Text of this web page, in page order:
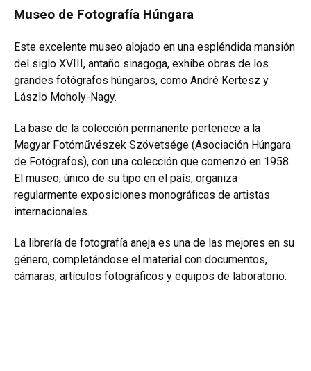
Museo de Fotografía Húngara
Este excelente museo alojado en una espléndida mansión
del siglo XVIII, antaño sinagoga, exhibe obras de los
grandes fotógrafos húngaros, como André Kertesz y
Lászlo Moholy-Nagy.
La base de la colección permanente pertenece a la
Magyar Fotóművészek Szövetsége (Asociación Húngara
de Fotógrafos), con una colección que comenzó en 1958.
El museo, único de su tipo en el país, organiza
regularmente exposiciones monográficas de artistas
internacionales.
La librería de fotografía aneja es una de las mejores en su
género, completándose el material con documentos,
cámaras, artículos fotográficos y equipos de laboratorio.